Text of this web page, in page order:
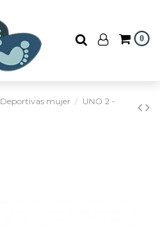
0
Deportivas mujer
UNO 2 -